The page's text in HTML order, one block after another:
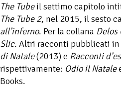
The Tubeil settimo capitolo
The Tube 2, nel 2015, il sesto
all’inferno. Per la collana Delos
Slic. Altri racconti pubblicati in
di Natale(2013) e Racconti
rispettivamente: Odio il Natale
Books.